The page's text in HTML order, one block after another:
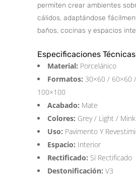
permiten crear ambientes
cálidos, adaptándose
baños, cocinas y espacios
Especificaciones
Material: Porcelánico
Formatos: 30×60 / 60×60
100×100
Acabado: Mate
Colores: Grey / Light / Mink
Uso: Pavimento Y
Espacio: Interior
Rectificado: Sí Rectificado
Destonificación: V3